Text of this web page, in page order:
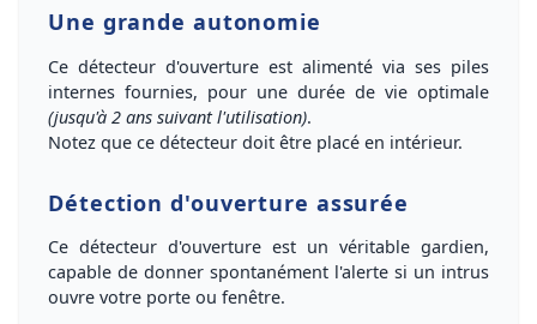
Une grande autonomie
Ce détecteur d'ouverture est alimenté via ses piles
internes fournies, pour une durée de vie optimale
(jusqu'à 2 ans suivant l'utilisation).
Notez que ce détecteur doit être placé en intérieur.
Détection d'ouverture assurée
Ce détecteur d'ouverture est un véritable gardien,
capable de donner spontanément l'alerte si un intrus
ouvre votre porte ou fenêtre.